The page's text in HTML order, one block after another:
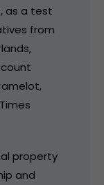
as a test
from
property
and